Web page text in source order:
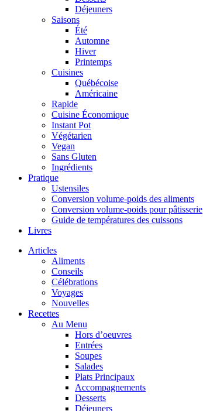
Déjeuners
Saisons
Été
Automne
Hiver
Printemps
Cuisines
Québécoise
Américaine
Rapide
Cuisine Économique
Instant Pot
Végétarien
Vegan
Sans Gluten
Ingrédients
Pratique
Ustensiles
Conversion volume-poids des aliments
Conversion volume-poids pour pâtisserie
Guide de températures des cuissons
Livres
Articles
Aliments
Conseils
Célébrations
Voyages
Nouvelles
Recettes
Au Menu
Hors d’oeuvres
Entrées
Soupes
Salades
Plats Principaux
Accompagnements
Desserts
Déjeuners